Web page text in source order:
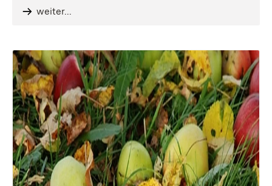
weiter...